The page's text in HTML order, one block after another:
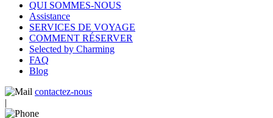
QUI SOMMES-NOUS
Assistance
SERVICES DE VOYAGE
COMMENT RÉSERVER
Selected by Charming
FAQ
Blog
contactez-nous
|